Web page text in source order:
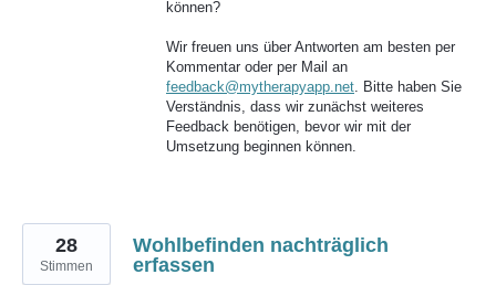
können?
Wir freuen uns über Antworten am besten per
Kommentar oder per Mail an
feedback@mytherapyapp.net . Bitte haben Sie
Verständnis, dass wir zunächst weiteres
Feedback benötigen, bevor wir mit der
Umsetzung beginnen können.
Wohlbefinden nachträglich
erfassen
28
Stimmen